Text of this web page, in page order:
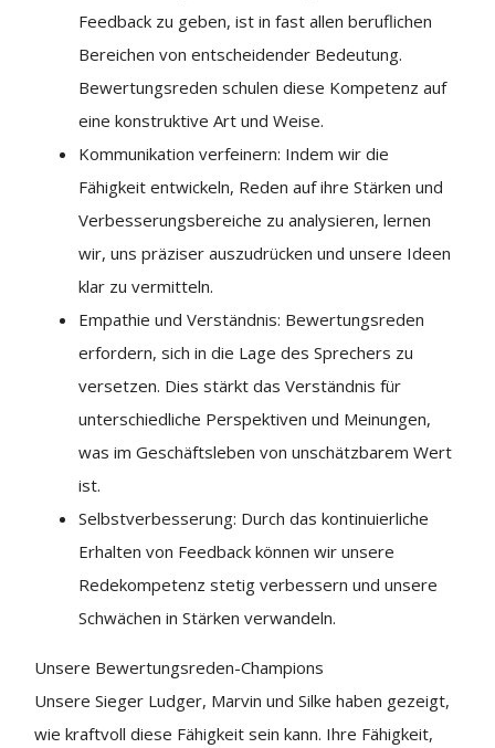
Feedback zu geben, ist in fast allen beruflichen
Bereichen von entscheidender Bedeutung.
Bewertungsreden schulen diese Kompetenz auf
eine konstruktive Art und Weise.
Kommunikation verfeinern: Indem wir die
Fähigkeit entwickeln, Reden auf ihre Stärken und
Verbesserungsbereiche zu analysieren, lernen
wir, uns präziser auszudrücken und unsere Ideen
klar zu vermitteln.
Empathie und Verständnis: Bewertungsreden
erfordern, sich in die Lage des Sprechers zu
versetzen. Dies stärkt das Verständnis für
unterschiedliche Perspektiven und Meinungen,
was im Geschäftsleben von unschätzbarem Wert
ist.
Selbstverbesserung: Durch das kontinuierliche
Erhalten von Feedback können wir unsere
Redekompetenz stetig verbessern und unsere
Schwächen in Stärken verwandeln.
Unsere Bewertungsreden-Champions
Unsere Sieger Ludger, Marvin und Silke haben gezeigt,
wie kraftvoll diese Fähigkeit sein kann. Ihre Fähigkeit,